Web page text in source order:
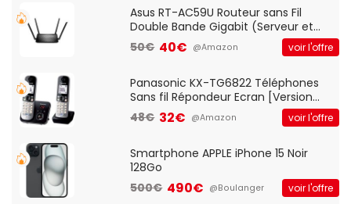
Asus RT-AC59U Routeur sans Fil
Double Bande Gigabit (Serveur et
Client VPN, Triple Vlan, Mode Point
d'accès et Bridge, contrôle Parental,
50€ 40€ @Amazon voir l'offre
Panasonic KX-TG6822 Téléphones
Sans fil Répondeur Ecran [Version
Française]
48€ 32€ @Amazon voir l'offre
Smartphone APPLE iPhone 15 Noir
128Go
500€ 490€ @Boulanger voir l'offre